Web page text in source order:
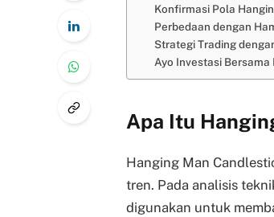
Konfirmasi Pola
Perbedaan dengan
Strategi Trading
Ayo Investasi Bersama
Apa Itu
Hanging Man
tren. Pada analisis
digunakan untuk